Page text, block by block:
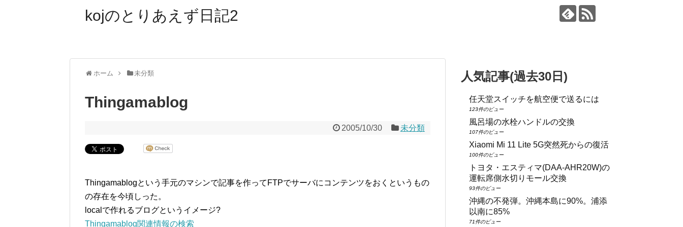
kojのとりあえず日記2
ホーム 未分類
Thingamablog
2005/10/30 未分類
Thingamablogという手元のマシンで記事を作ってFTPでサーバにコンテンツをおくというもの
の存在を今頃しった。
localで作れるブログというイメージ?
Thingamablog関連情報の検索
人気記事(過去30日)
任天堂スイッチを航空便で送るには
123件のビュー
風呂場の水栓ハンドルの交換
107件のビュー
Xiaomi Mi 11 Lite 5G突然死からの復活
100件のビュー
トヨタ・エスティマ(DAA‑AHR20W)の
運転席側水切りモール交換
93件のビュー
沖縄の不発弾。沖縄本島に90%。浦添
以南に85%
71件のビュー